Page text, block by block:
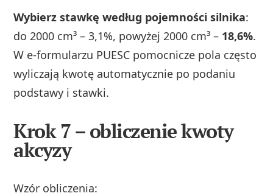
Wybierz stawkę według pojemności silnika:
do 2000 cm³ – 3,1%, powyżej 2000 cm³ – 18,6%.
W e‑formularzu PUESC pomocnicze pola często
wyliczają kwotę automatycznie po podaniu
podstawy i stawki.
Krok 7 – obliczenie kwoty
akcyzy
Wzór obliczenia: